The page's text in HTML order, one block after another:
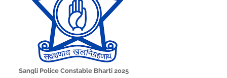
Sangli Police Constable Bharti 2025